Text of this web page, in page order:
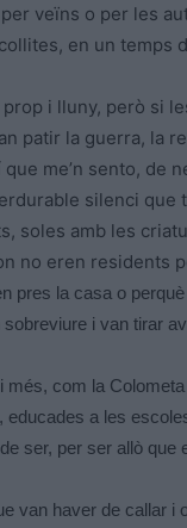
veïns o per les
en un temps
i lluny, però si
patir la guerra, la
que me’n sento,
silenci que
soles amb les
no eren residents
pres la casa o
i van tirar
més, com la
educades a les
ser, per ser allò
van haver de callar